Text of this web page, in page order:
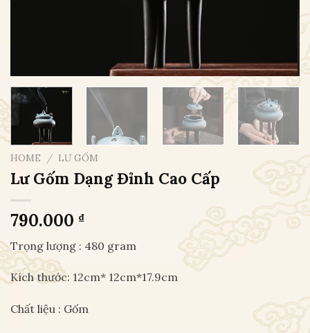
HOME / LƯ GỐM
Lư Gốm Dạng Đỉnh Cao Cấp
790.000 ₫
Trọng lượng : 480 gram
Kích thước: 12cm* 12cm*17.9cm
Chất liệu : Gốm